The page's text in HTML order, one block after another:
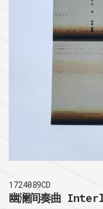
1724089CD
幽澜间奏曲